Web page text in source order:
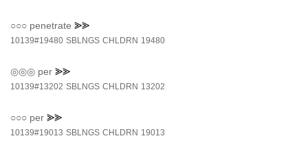
○○○ penetrate ⪢⪢
10139#19480 SBLNGS CHLDRN 19480
◎◎◎ per ⪢⪢
10139#13202 SBLNGS CHLDRN 13202
○○○ per ⪢⪢
10139#19013 SBLNGS CHLDRN 19013